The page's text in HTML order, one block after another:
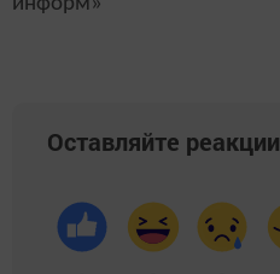
Оставляйте реакции